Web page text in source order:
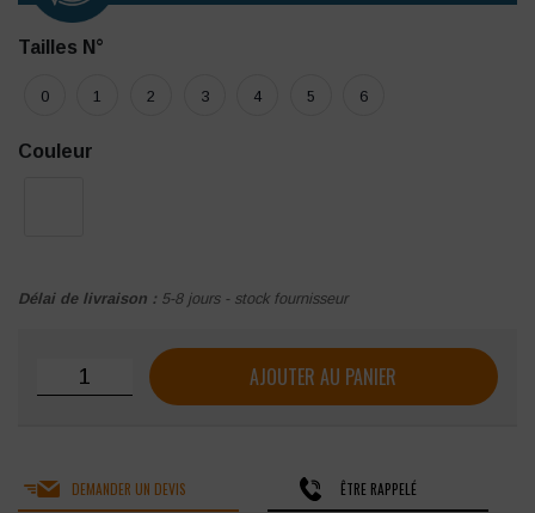
Tailles N°
0 1 2 3 4 5 6
Couleur
Délai de livraison : 5-8 jours - stock fournisseur
quantité de Blouse SNV BritneyAJOUTER AU PANIER
DEMANDER UN DEVIS ÊTRE RAPPELÉ